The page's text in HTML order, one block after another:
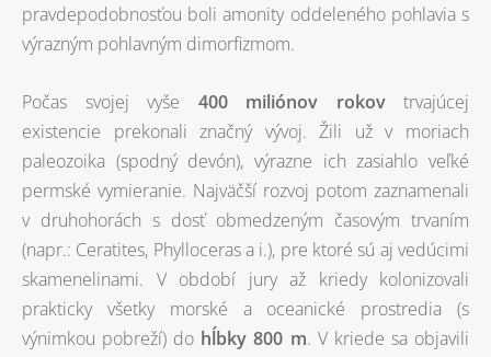
pravdepodobnosťou boli amonity oddeleného pohlavia s
výrazným pohlavným dimorfizmom.
Počas svojej vyše 400 miliónov rokovtrvajúcej
existencie prekonali značný vývoj. Žili už v moriach
paleozoika (spodný devón), výrazne ich zasiahlo veľké
permské vymieranie. Najväčší rozvoj potom zaznamenali
v druhohorách s dosť obmedzeným časovým trvaním
(napr.: Ceratites, Phylloceras a i.), pre ktoré sú aj vedúcimi
skamenelinami. V období jury až kriedy kolonizovali
prakticky všetky morské a oceanické prostredia (s
výnimkou pobreží) do hĺbky 800 m. V kriede sa objavili